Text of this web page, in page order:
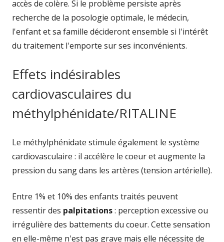
accès de colère. Si le problème persiste après
recherche de la posologie optimale, le médecin,
l'enfant et sa famille décideront ensemble si l'intérêt
du traitement l'emporte sur ses inconvénients.
Effets indésirables
cardiovasculaires du
méthylphénidate/RITALINE
Le méthylphénidate stimule également le système
cardiovasculaire : il accélère le coeur et augmente la
pression du sang dans les artères (tension artérielle).
Entre 1% et 10% des enfants traités peuvent
ressentir des palpitations: perception excessive ou
irrégulière des battements du coeur. Cette sensation
en elle-même n'est pas grave mais elle nécessite de